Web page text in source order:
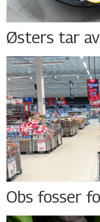
Østers tar
Obs fosser